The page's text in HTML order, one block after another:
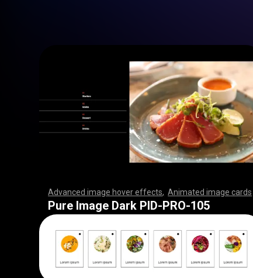
Advanced image hover effects ,Animated image cards
,,,,,,,,,,,,,,,,,,,,,,,,,,,,,,,,,, ,,,,,,,,,,,,,,,,,,,,,,,,,
,,,,,,,,,,,,,,,,,,,,,,,,,,,,,,,,,, ,,,,,,,,,,,,,,,,,,,,,,,,,
,,,,,,,,,,,,,,,,,,,,,,,,,,,,,,,,,, ,,,,,,,,,,,,,,,,,,,,,,,,,
,,,,,,,
Pure Image Dark PID-PRO-105